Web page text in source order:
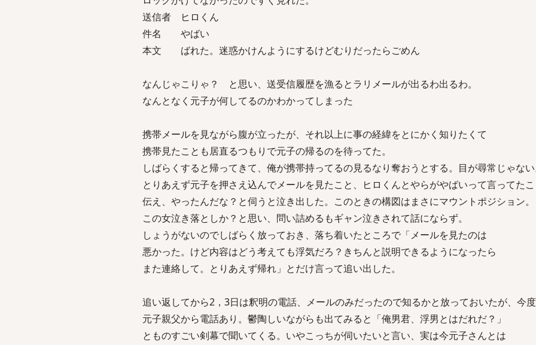
送信者 ヒロくん
件名 やばい
本文 ばれた。迷惑かけんようにするけどむりだったらごめん
なんじゃこりゃ？ と思い、送受信履歴を漁るとラリメールが出るわ出るわ。
なんとなく元子が何してるのかわかってしまった
携帯メールを見ながら腹が立ったが、それ以上に事の経緯をとにかく知りたくて
携帯見たことも居直るつもりで元子の帰るのを待ってた。
しばらくすると帰ってきて、俺が携帯持ってるの見るなり奪おうとする。目が尋常じゃな
とりあえず元子を押さえ込んでメールを見たこと、ヒロくんとやらがやばいって言ってた
伝え、やったんだな？と伺うと泣き出した。このときの構図はまさにマウントポジション。
この女泣き落としか？と思い、問い詰めるもギャン泣きされて話にならず。
しょうがないのでしばらく放っておき、落ち着いたところで「メールを見たのは
悪かった。けど内容はどう考えても浮気だろ？きちんと説明できるようになったら
また連絡して。とりあえず帰れ」とだけ言って追い出した。
追い返してから2，3日は釈明の電話、メールのみだったので知るかと放っておいたが、今
元子親父から電話あり。鬱陶しいながらも出てみると「俺男君、浮男とはだれだ？」
とものすごい剣幕で聞いてくる。いやこっちが伺いたいと言い、実は今元子さんとは